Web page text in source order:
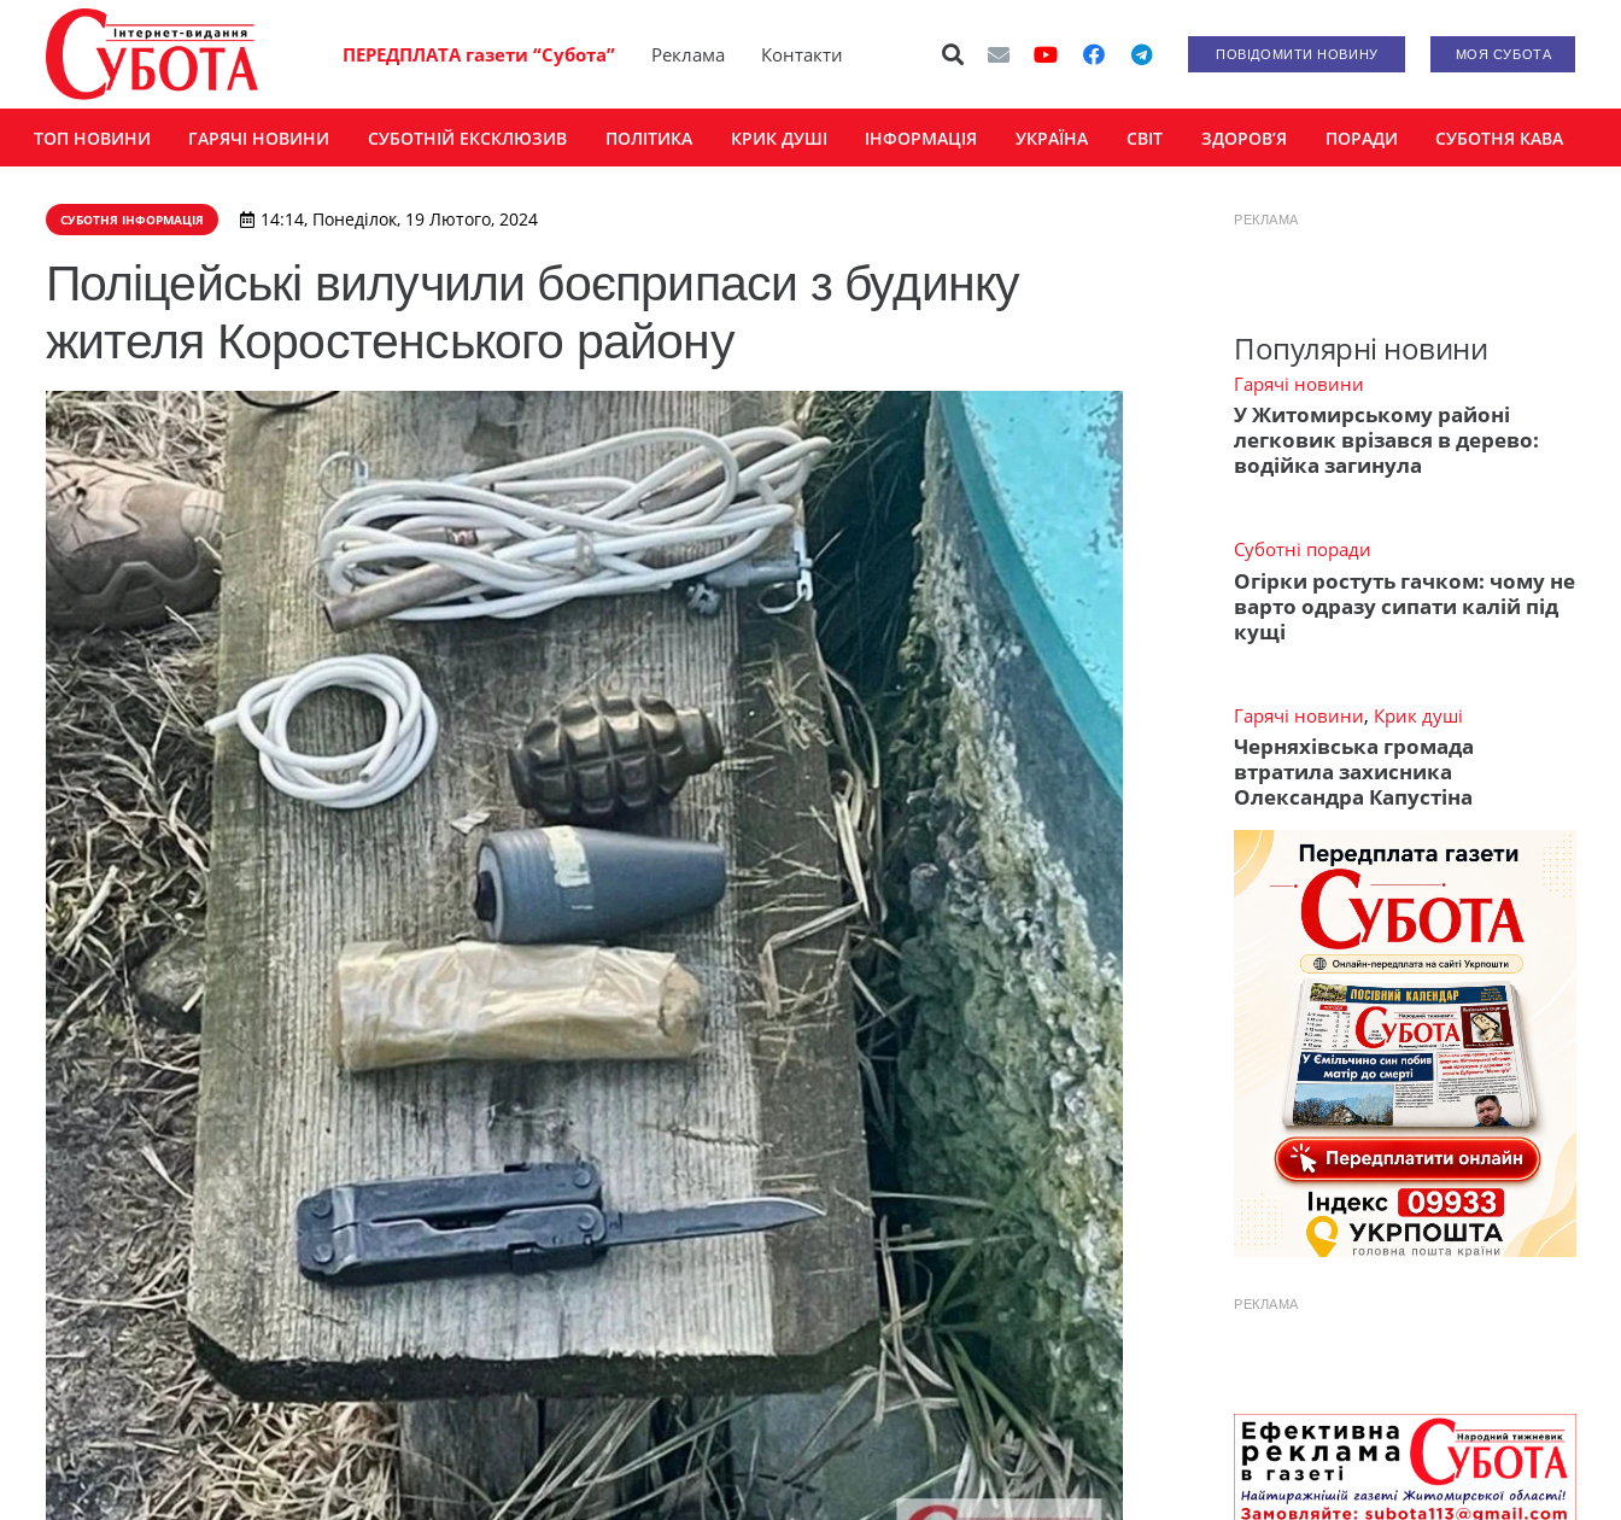
ПЕРЕДПЛАТА газети “Субота” Реклама Контакти ПОВІДОМИТИ НОВИНУ МОЯ СУБОТА
ТОП НОВИНИ ГАРЯЧІ НОВИНИ СУБОТНІЙ ЕКСКЛЮЗИВ ПОЛІТИКА КРИК ДУШІ ІНФОРМАЦІЯ УКРАЇНА СВІТ ЗДОРОВ’Я ПОРАДИ СУБОТНЯ КАВА
СУБОТНЯ ІНФОРМАЦІЯ 14:14, Понеділок, 19 Лютого, 2024
Поліцейські вилучили боєприпаси з будинку
жителя Коростенського району
РЕКЛАМА
Популярні новини
Гарячі новини
У Житомирському районі
легковик врізався в дерево:
водійка загинула
Суботні поради
Огірки ростуть гачком: чому не
варто одразу сипати калій під
кущі
Гарячі новини, Крик душі
Черняхівська громада
втратила захисника
Олександра Капустіна
РЕКЛАМА